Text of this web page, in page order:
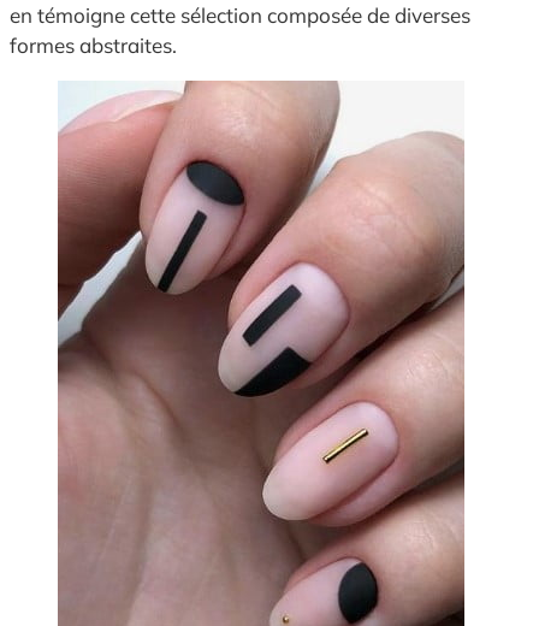
en témoigne cette sélection composée de diverses
formes abstraites.